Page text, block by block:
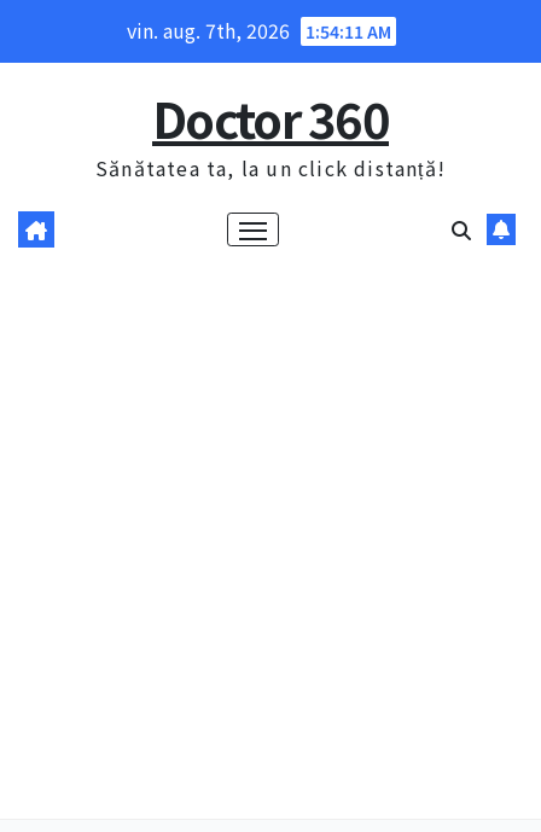
vin. aug. 7th, 2026 1:54:12 AM
Doctor 360
Sănătatea ta, la un click distanță!